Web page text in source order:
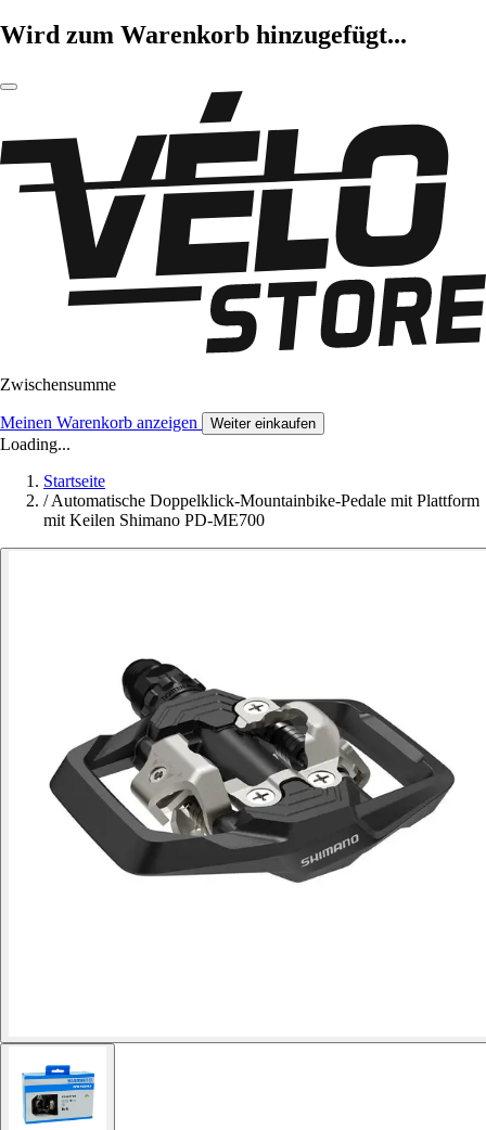
Wird zum Warenkorb hinzugefügt...
Zwischensumme
Meinen Warenkorb anzeigen Weiter einkaufen
Loading...
Startseite
/Automatische Doppelklick-Mountainbike-Pedale mit Plattform
mit Keilen Shimano PD-ME700